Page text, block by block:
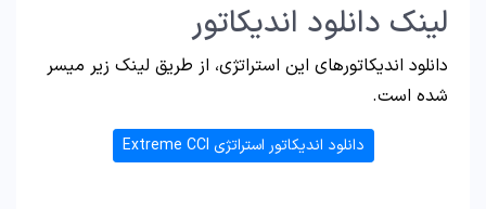
لینک دانلود اندیکاتور
دانلود اندیکاتورهای این استراتژی، از طریق لینک زیر میسر
شده است.
دانلود اندیکاتور استراتژی Extreme CCI